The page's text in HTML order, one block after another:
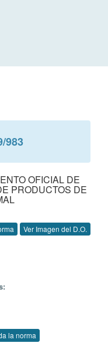
983
OFICIAL DE
PRODUCTOS DE
Ver Imagen del D.O.
la norma